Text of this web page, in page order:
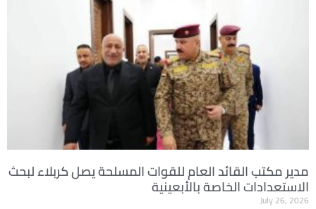
مدير مكتب القائد العام للقوات المسلحة يصل كربلاء لبحث
الاستعدادات الخاصة بالأبعينية
July 26, 2026